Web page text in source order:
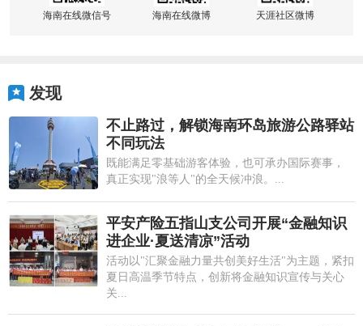
海南在线微信号 海南在线微博 天涯社区微博
发现
不止路过，解锁海南环岛旅游公路驿站
不同玩法
既能满足零基础游客体验，也可承办国际赛事，
真正实现"浪等人"的全天候冲浪。...
平安产险五指山支公司开展“金融知识
进企业·夏送清凉”活动
活动以"汇聚金融力量共创美好生活"为主题，紧扣
夏日高温季节特点，创新将金融知识宣传与关心
关...